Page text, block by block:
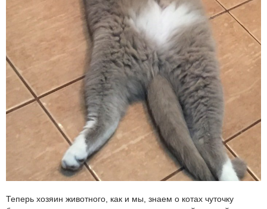
Теперь хозяин животного, как и мы, знаем о котах чуточку